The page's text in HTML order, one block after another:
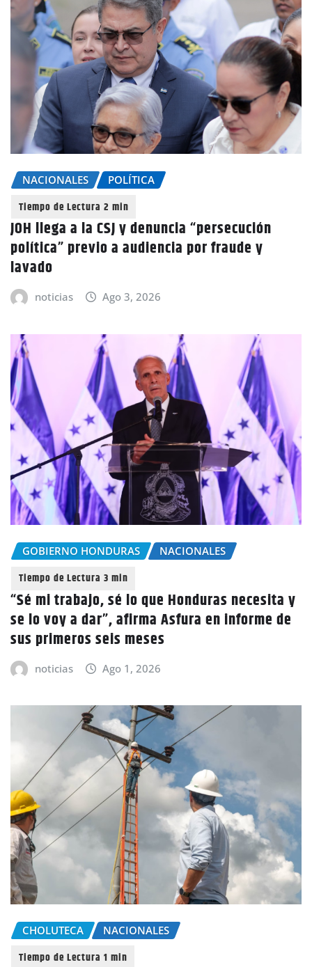
NACIONALES POLÍTICA
JOH llega a la CSJ y denuncia “persecución
política” previo a audiencia por fraude y
lavado
noticias Ago 3, 2026
GOBIERNO HONDURAS NACIONALES
“Sé mi trabajo, sé lo que Honduras necesita y
se lo voy a dar”, afirma Asfura en informe de
sus primeros seis meses
noticias Ago 1, 2026
CHOLUTECA NACIONALES